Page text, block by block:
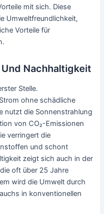
mit sich. Diese
Umweltfreundlichkeit,
Vorteile für
Nachhaltigkeit
Stelle.
ohne schädliche
nutzt die Sonnenstrahlung
von CO₂-Emissionen
verringert die
und schont
zeigt sich auch in der
oft über 25 Jahre
wird die Umwelt durch
in konventionellen